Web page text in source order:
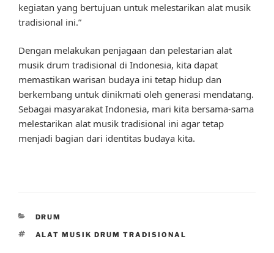
kegiatan yang bertujuan untuk melestarikan alat musik
tradisional ini.”
Dengan melakukan penjagaan dan pelestarian alat
musik drum tradisional di Indonesia, kita dapat
memastikan warisan budaya ini tetap hidup dan
berkembang untuk dinikmati oleh generasi mendatang.
Sebagai masyarakat Indonesia, mari kita bersama-sama
melestarikan alat musik tradisional ini agar tetap
menjadi bagian dari identitas budaya kita.
CATEGORIES
DRUM
TAGS
ALAT MUSIK DRUM TRADISIONAL